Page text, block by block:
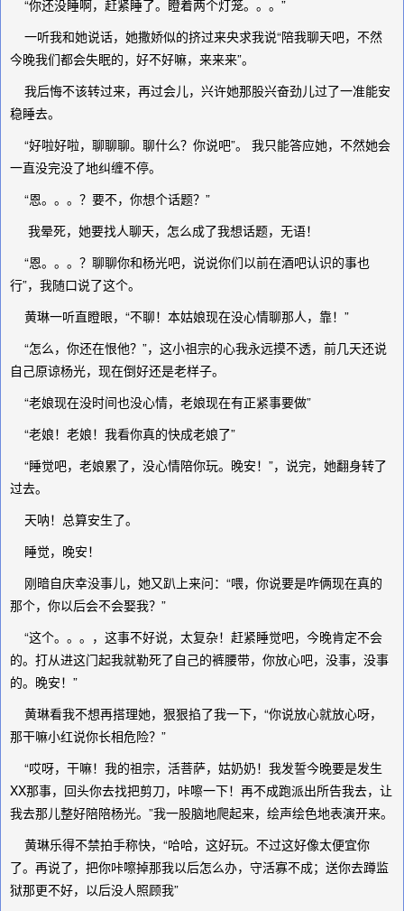
“你还没睡啊，赶紧睡了。瞪着两个灯笼。。。”
一听我和她说话，她撒娇似的挤过来央求我说“陪我聊天吧，不然
今晚我们都会失眠的，好不好嘛，来来来”。
我后悔不该转过来，再过会儿，兴许她那股兴奋劲儿过了一准能安
稳睡去。
“好啦好啦，聊聊聊。聊什么？你说吧”。 我只能答应她，不然她会
一直没完没了地纠缠不停。
“恩。。。？要不，你想个话题？”
我晕死，她要找人聊天，怎么成了我想话题，无语！
“恩。。。？聊聊你和杨光吧，说说你们以前在酒吧认识的事也
行”，我随口说了这个。
黄琳一听直瞪眼，“不聊！本姑娘现在没心情聊那人，靠！”
“怎么，你还在恨他？”，这小祖宗的心我永远摸不透，前几天还说
自己原谅杨光，现在倒好还是老样子。
“老娘现在没时间也没心情，老娘现在有正紧事要做”
“老娘！老娘！我看你真的快成老娘了”
“睡觉吧，老娘累了，没心情陪你玩。晚安！”，说完，她翻身转了
过去。
天呐！总算安生了。
睡觉，晚安！
刚暗自庆幸没事儿，她又趴上来问：“喂，你说要是咋俩现在真的
那个，你以后会不会娶我？”
“这个。。。，这事不好说，太复杂！赶紧睡觉吧，今晚肯定不会
的。打从进这门起我就勒死了自己的裤腰带，你放心吧，没事，没事
的。晚安！”
黄琳看我不想再搭理她，狠狠掐了我一下，“你说放心就放心呀，
那干嘛小红说你长相危险？”
“哎呀，干嘛！我的祖宗，活菩萨，姑奶奶！我发誓今晚要是发生
XX那事，回头你去找把剪刀，咔嚓一下！再不成跑派出所告我去，让
我去那儿整好陪陪杨光。”我一股脑地爬起来，绘声绘色地表演开来。
黄琳乐得不禁拍手称快，“哈哈，这好玩。不过这好像太便宜你
了。再说了，把你咔嚓掉那我以后怎么办，守活寡不成；送你去蹲监
狱那更不好，以后没人照顾我”